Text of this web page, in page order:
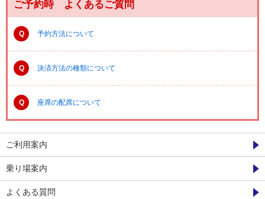
ご予約時 よくあるご質問
Q 予約方法について
Q 決済方法の種類について
Q 座席の配席について
ご利用案内
乗り場案内
よくある質問